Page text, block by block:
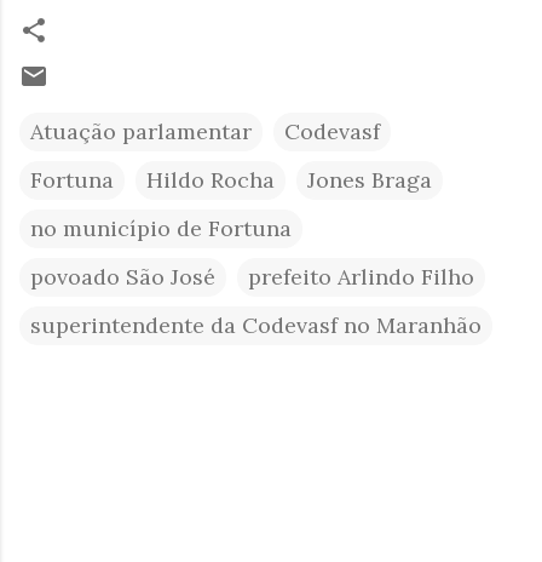
Atuação parlamentar
Codevasf
Fortuna
Hildo Rocha
Jones Braga
no município de Fortuna
povoado São José
prefeito Arlindo Filho
superintendente da Codevasf no Maranhão